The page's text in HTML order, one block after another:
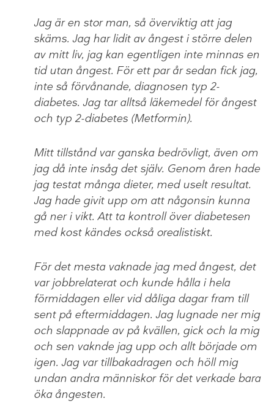
Jag är en stor man, så överviktig att jag
skäms. Jag har lidit av ångest i större delen
av mitt liv, jag kan egentligen inte minnas en
tid utan ångest. För ett par år sedan fick jag,
inte så förvånande, diagnosen typ 2-
diabetes. Jag tar alltså läkemedel för ångest
och typ 2-diabetes (Metformin).
Mitt tillstånd var ganska bedrövligt, även om
jag då inte insåg det själv. Genom åren hade
jag testat många dieter, med uselt resultat.
Jag hade givit upp om att någonsin kunna
gå ner i vikt. Att ta kontroll över diabetesen
med kost kändes också orealistiskt.
För det mesta vaknade jag med ångest, det
var jobbrelaterat och kunde hålla i hela
förmiddagen eller vid dåliga dagar fram till
sent på eftermiddagen. Jag lugnade ner mig
och slappnade av på kvällen, gick och la mig
och sen vaknde jag upp och allt började om
igen. Jag var tillbakadragen och höll mig
undan andra människor för det verkade bara
öka ångesten.